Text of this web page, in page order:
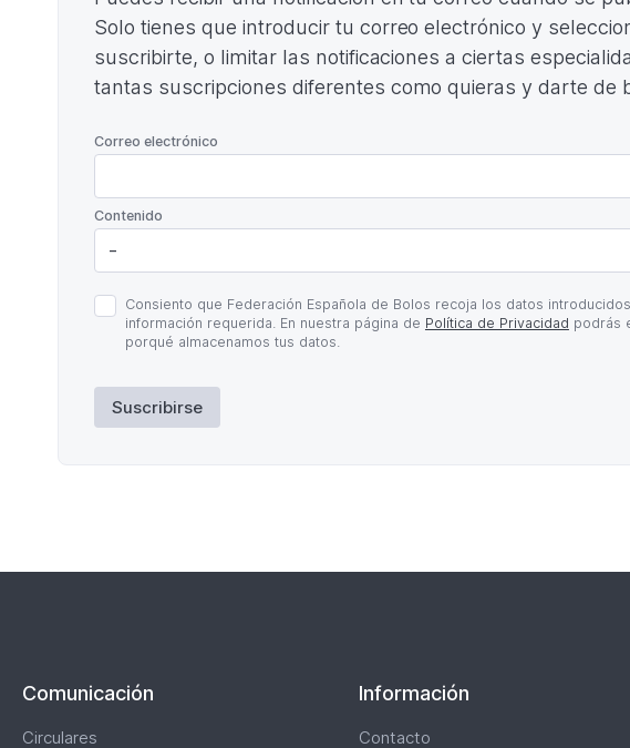
Solo tienes que introducir tu correo electrónico y
suscribirte, o limitar las notificaciones a ciertas
tantas suscripciones diferentes como quieras y darte de
Correo electrónico
Contenido
Política
de
Privacidad
Consiento que Federación Española de Bolos recoja los datos
información requerida. En nuestra página de Política de Privacidad podrás
porqué almacenamos tus datos.
Suscribirse
Comunicación
Circulares
Información
Contacto